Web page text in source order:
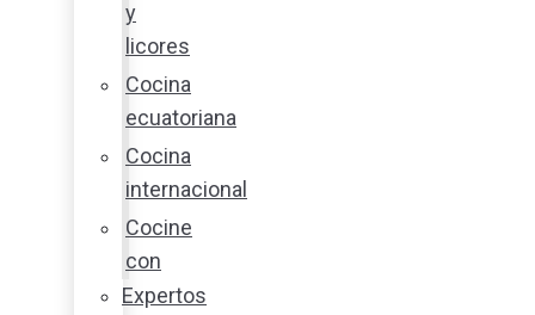
y
licores
Cocina
ecuatoriana
Cocina
internacional
Cocine
con
Expertos